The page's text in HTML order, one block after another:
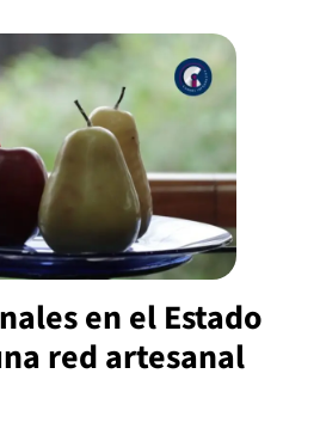
en el Estado
red artesanal